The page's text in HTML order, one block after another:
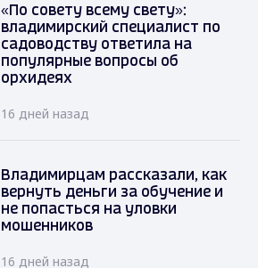
«По совету всему свету»:
владимирский специалист по
садоводству ответила на
популярные вопросы об
орхидеях
16 дней назад
Владимирцам рассказали, как
вернуть деньги за обучение и
не попасться на уловки
мошенников
16 дней назад